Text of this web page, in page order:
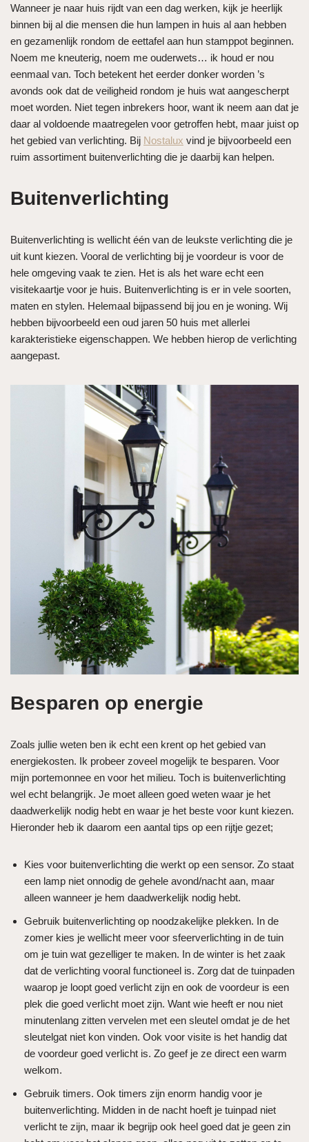
Wanneer je naar huis rijdt van een dag werken, kijk je heerlijk
binnen bij al die mensen die hun lampen in huis al aan hebben
en gezamenlijk rondom de eettafel aan hun stamppot beginnen.
Noem me kneuterig, noem me ouderwets… ik houd er nou
eenmaal van. Toch betekent het eerder donker worden ’s
avonds ook dat de veiligheid rondom je huis wat aangescherpt
moet worden. Niet tegen inbrekers hoor, want ik neem aan dat je
daar al voldoende maatregelen voor getroffen hebt, maar juist op
het gebied van verlichting. Bij Nostalux vind je bijvoorbeeld een
ruim assortiment buitenverlichting die je daarbij kan helpen.
Buitenverlichting
Buitenverlichting is wellicht één van de leukste verlichting die je
uit kunt kiezen. Vooral de verlichting bij je voordeur is voor de
hele omgeving vaak te zien. Het is als het ware echt een
visitekaartje voor je huis. Buitenverlichting is er in vele soorten,
maten en stylen. Helemaal bijpassend bij jou en je woning. Wij
hebben bijvoorbeeld een oud jaren 50 huis met allerlei
karakteristieke eigenschappen. We hebben hierop de verlichting
aangepast.
Besparen op energie
Zoals jullie weten ben ik echt een krent op het gebied van
energiekosten. Ik probeer zoveel mogelijk te besparen. Voor
mijn portemonnee en voor het milieu. Toch is buitenverlichting
wel echt belangrijk. Je moet alleen goed weten waar je het
daadwerkelijk nodig hebt en waar je het beste voor kunt kiezen.
Hieronder heb ik daarom een aantal tips op een rijtje gezet;
Kies voor buitenverlichting die werkt op een sensor. Zo staat
een lamp niet onnodig de gehele avond/nacht aan, maar
alleen wanneer je hem daadwerkelijk nodig hebt.
Gebruik buitenverlichting op noodzakelijke plekken. In de
zomer kies je wellicht meer voor sfeerverlichting in de tuin
om je tuin wat gezelliger te maken. In de winter is het zaak
dat de verlichting vooral functioneel is. Zorg dat de tuinpaden
waarop je loopt goed verlicht zijn en ook de voordeur is een
plek die goed verlicht moet zijn. Want wie heeft er nou niet
minutenlang zitten vervelen met een sleutel omdat je de het
sleutelgat niet kon vinden. Ook voor visite is het handig dat
de voordeur goed verlicht is. Zo geef je ze direct een warm
welkom.
Gebruik timers. Ook timers zijn enorm handig voor je
buitenverlichting. Midden in de nacht hoeft je tuinpad niet
verlicht te zijn, maar ik begrijp ook heel goed dat je geen zin